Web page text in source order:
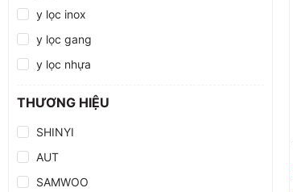
y lọc inox
y lọc gang
y lọc nhựa
THƯƠNG HIỆU
SHINYI
AUT
SAMWOO